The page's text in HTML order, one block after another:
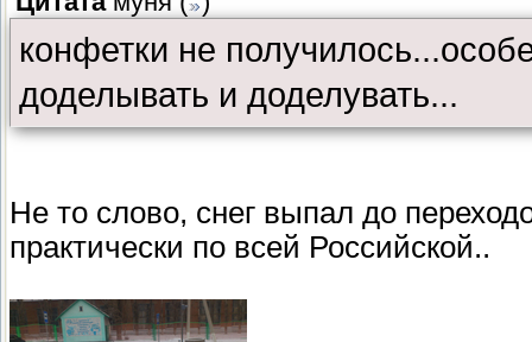
конфетки не
доделывать и доделувать...
Не то слово, снег выпал до
практически по всей Российской..